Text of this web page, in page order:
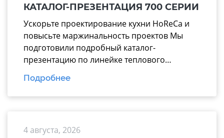
КАТАЛОГ-ПРЕЗЕНТАЦИЯ 700 СЕРИИ
Ускорьте проектирование кухни HoReCa и
повысьте маржинальность проектов Мы
подготовили подробный каталог-
презентацию по линейке теплового
оборудования 700 серии производства
завода «Марихолодмаш». Этот материал
поможет вашим менеджерам тратить
надежные технологические линии, где все
Подробнее
4 августа, 2026